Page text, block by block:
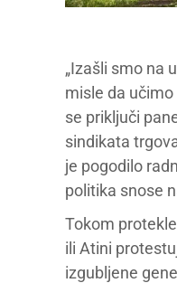
„Izašli smo na
misle da
se priključi
sindikata
je pogodilo
politika snose
Tokom
ili Atini
izgubljene